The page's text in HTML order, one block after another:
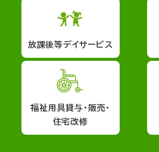
放課後等デイサービス
福祉用具貸与・販売・
住宅改修